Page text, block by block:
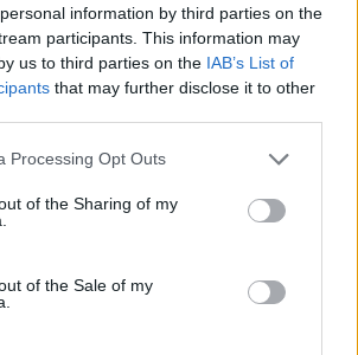
information by third parties on the
participants. This information may
us to third parties on the IAB’s List of
that may further disclose it to other
website/app uses one or more Google
or usage behaviour. You may click to
to Google and its third-party tags to
specified purposes in below Google
Processing Opt Outs
of the Sharing of my
of the Sale of my
κάποιος πάνω από την
είχα θρηνήσει το παιδί μου» –
περιγραφή του πατέρα και
ισχυρισμούς του ιδιοκτήτη
Έκανε αποτυχημένο
ανέβασε στο Instagram την
Βασίλης Τσεκούρας
ότι παντρεύεται τη σύντροφό